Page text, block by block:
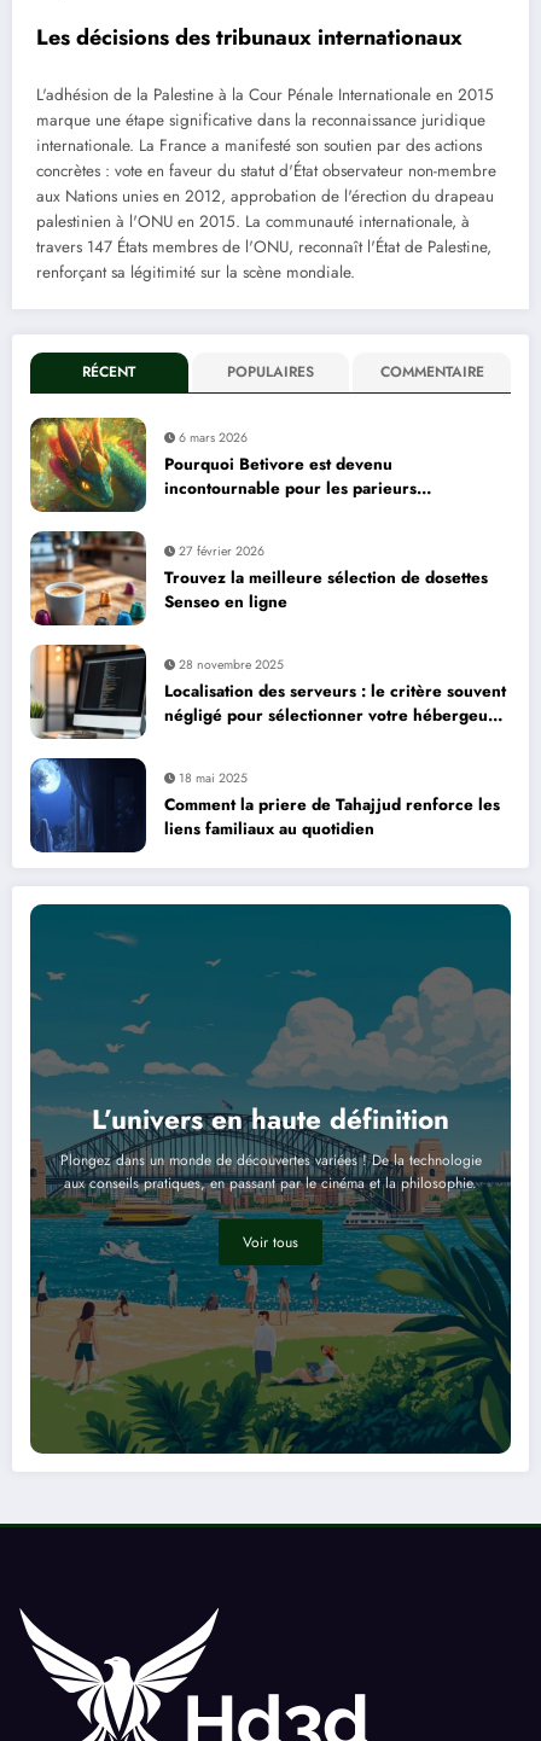
Les décisions des tribunaux internationaux
L'adhésion de la Palestine à la Cour Pénale Internationale en 2015
marque une étape significative dans la reconnaissance juridique
internationale. La France a manifesté son soutien par des actions
concrètes : vote en faveur du statut d'État observateur non-membre
aux Nations unies en 2012, approbation de l'érection du drapeau
palestinien à l'ONU en 2015. La communauté internationale, à
travers 147 États membres de l'ONU, reconnaît l'État de Palestine,
renforçant sa légitimité sur la scène mondiale.
RÉCENT POPULAIRES COMMENTAIRE
6 mars 2026
Pourquoi Betivore est devenu
incontournable pour les parieurs
27 février 2026
Trouvez la meilleure sélection de dosettes
Senseo en ligne
28 novembre 2025
Localisation des serveurs : le critère souvent
négligé pour sélectionner votre hébergeur
18 mai 2025
Comment la priere de Tahajjud renforce les
liens familiaux au quotidien
L’univers en haute définition
Plongez dans un monde de découvertes variées ! De la technologie
aux conseils pratiques, en passant par le cinéma et la philosophie.
Voir tous